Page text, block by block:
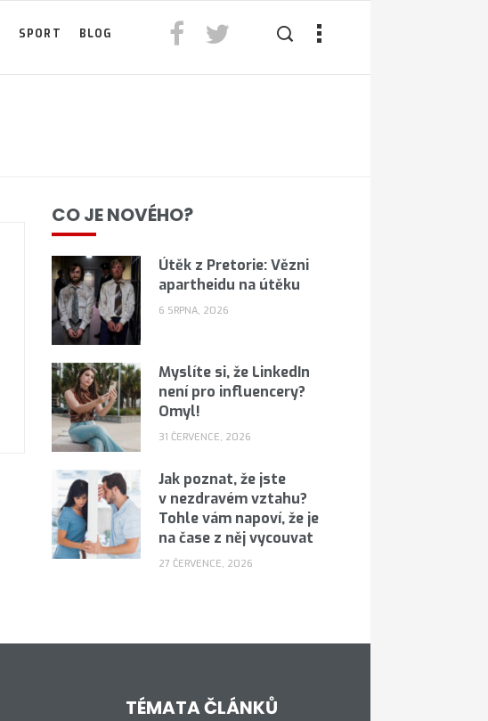
SPORT BLOG
CO JE NOVÉHO?
Útěk z Pretorie: Vězni
apartheidu na útěku
6 SRPNA, 2026
Myslíte si, že LinkedIn
není pro influencery?
Omyl!
31 ČERVENCE, 2026
Jak poznat, že jste
v nezdravém vztahu?
Tohle vám napoví, že je
na čase z něj vycouvat
27 ČERVENCE, 2026
TÉMATA ČLÁNKŮ